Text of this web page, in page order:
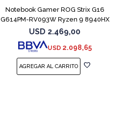
Notebook Gamer ROG Strix G16
G614PM-RV093W Ryzen 9 8940HX
1T
USD 2.469,00
USD 2.098,65